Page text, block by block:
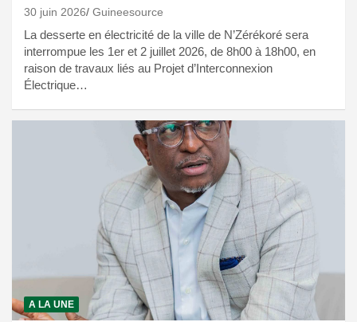
30 juin 2026 Guineesource
La desserte en électricité de la ville de N’Zérékoré sera
interrompue les 1er et 2 juillet 2026, de 8h00 à 18h00, en
raison de travaux liés au Projet d’Interconnexion
Électrique…
A LA UNE